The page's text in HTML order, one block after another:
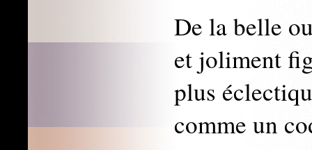
De la belle
et joliment
plus
comme un